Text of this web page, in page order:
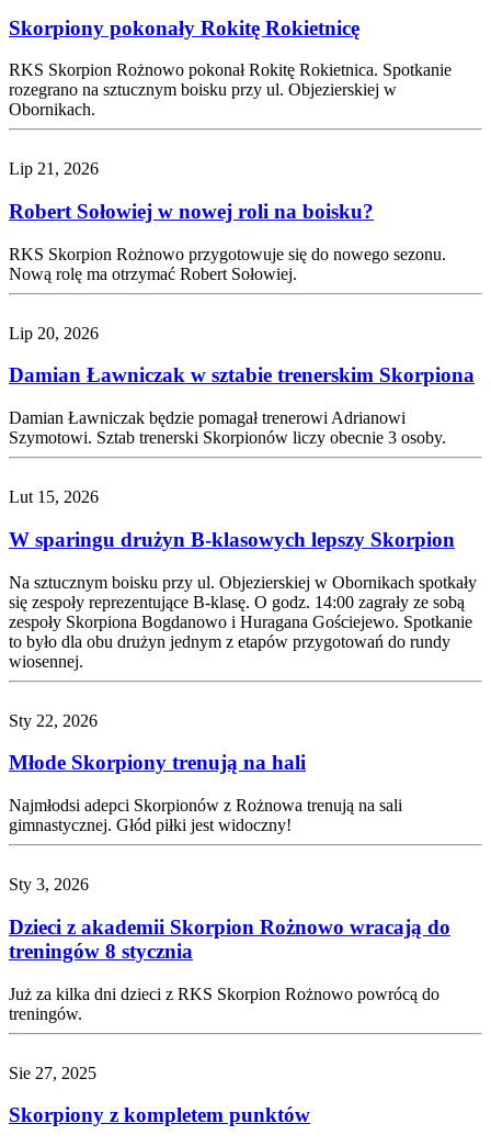
Skorpiony pokonały Rokitę Rokietnicę
RKS Skorpion Rożnowo pokonał Rokitę Rokietnica. Spotkanie
rozegrano na sztucznym boisku przy ul. Objezierskiej w
Obornikach.
Lip 21, 2026
Robert Sołowiej w nowej roli na boisku?
RKS Skorpion Rożnowo przygotowuje się do nowego sezonu.
Nową rolę ma otrzymać Robert Sołowiej.
Lip 20, 2026
Damian Ławniczak w sztabie trenerskim Skorpiona
Damian Ławniczak będzie pomagał trenerowi Adrianowi
Szymotowi. Sztab trenerski Skorpionów liczy obecnie 3 osoby.
Lut 15, 2026
W sparingu drużyn B-klasowych lepszy Skorpion
Na sztucznym boisku przy ul. Objezierskiej w Obornikach spotkały
się zespoły reprezentujące B-klasę. O godz. 14:00 zagrały ze sobą
zespoły Skorpiona Bogdanowo i Huragana Gościejewo. Spotkanie
to było dla obu drużyn jednym z etapów przygotowań do rundy
wiosennej.
Sty 22, 2026
Młode Skorpiony trenują na hali
Najmłodsi adepci Skorpionów z Rożnowa trenują na sali
gimnastycznej. Głód piłki jest widoczny!
Sty 3, 2026
Dzieci z akademii Skorpion Rożnowo wracają do
treningów 8 stycznia
Już za kilka dni dzieci z RKS Skorpion Rożnowo powrócą do
treningów.
Sie 27, 2025
Skorpiony z kompletem punktów